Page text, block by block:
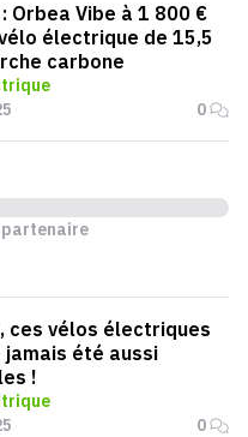
Orbea Vibe à 1 800 €
électrique de 15,5
carbone
0
partenaire
ces vélos électriques
jamais été aussi
!
0